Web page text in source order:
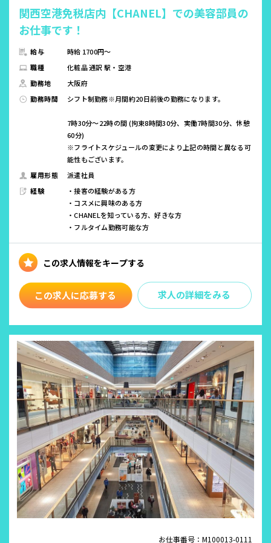
関西空港免税店内【CHANEL】での美容部員の
お仕事です！
給与
時給 1700円～
職種
化粧品 通訳 駅・空港
勤務地
大阪府
勤務時間
シフト制勤務※月間約20日前後の勤務になります。
7時30分～22時の間 (拘束8時間30分、実働7時間30分、休憩
60分)
※フライトスケジュールの変更により上記の時間と異なる可
能性もございます。
雇用形態
派遣社員
経験
・接客の経験がある方
・コスメに興味のある方
・CHANELを知っている方、好きな方
・フルタイム勤務可能な方
求人の詳細をみる
お仕事番号：M100013-0111